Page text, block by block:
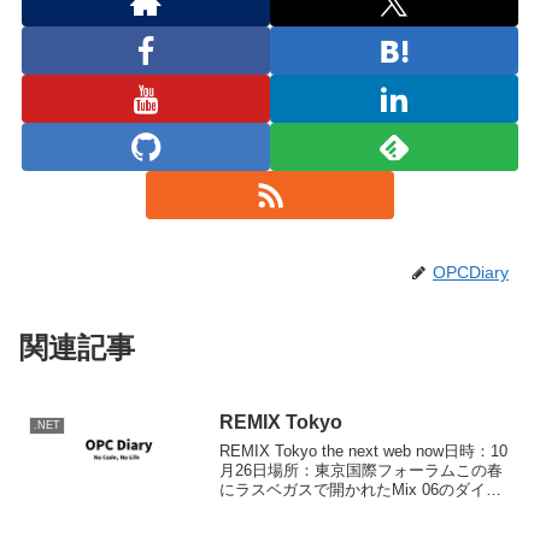
OPCDiary
関連記事
.NET REMIX Tokyo
REMIX Tokyo the next web now日時：10
月26日場所：東京国際フォーラムこの春
にラスベガスで開かれたMix 06のダイジ